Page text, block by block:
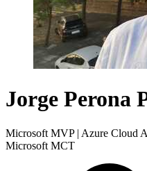
Jorge Perona
Microsoft MVP | Azure Cloud
Microsoft MCT